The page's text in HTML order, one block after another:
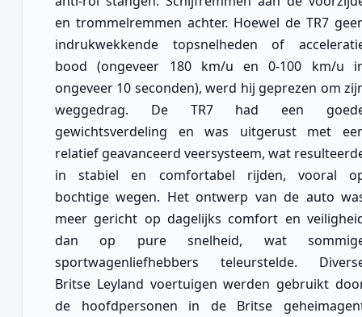
en trommelremmen achter. Hoewel de TR7
indrukwekkende topsnelheden of
bood (ongeveer 180 km/u en 0-100 km/u
ongeveer 10 seconden), werd hij geprezen om
weggedrag. De TR7 had een
gewichtsverdeling en was uitgerust met
relatief geavanceerd veersysteem, wat
in stabiel en comfortabel rijden, vooral
bochtige wegen. Het ontwerp van de auto
meer gericht op dagelijks comfort en
dan op pure snelheid, wat
sportwagenliefhebbers teleurstelde.
Britse Leyland voertuigen werden gebruikt
de hoofdpersonen in de Britse